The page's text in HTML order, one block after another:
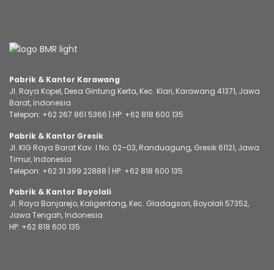
Pabrik & Kantor Karawang
Jl. Raya Kopel, Desa Gintung Kerta, Kec. Klari, Karawang 41371, Jawa
Barat, Indonesia
Telepon: +62 267 861 5366 | HP: +62 818 600 135
Pabrik & Kantor Gresik
Jl. KIG Raya Barat Kav. I No. 02–03, Randuagung, Gresik 61121, Jawa
Timur, Indonesia
Telepon: +62 31 399 22888 | HP: +62 818 600 135
Pabrik & Kantor Boyolali
Jl. Raya Banjarejo, Kaligentong, Kec. Gladagsari, Boyolali 57352,
Jawa Tengah, Indonesia
HP: +62 818 600 135